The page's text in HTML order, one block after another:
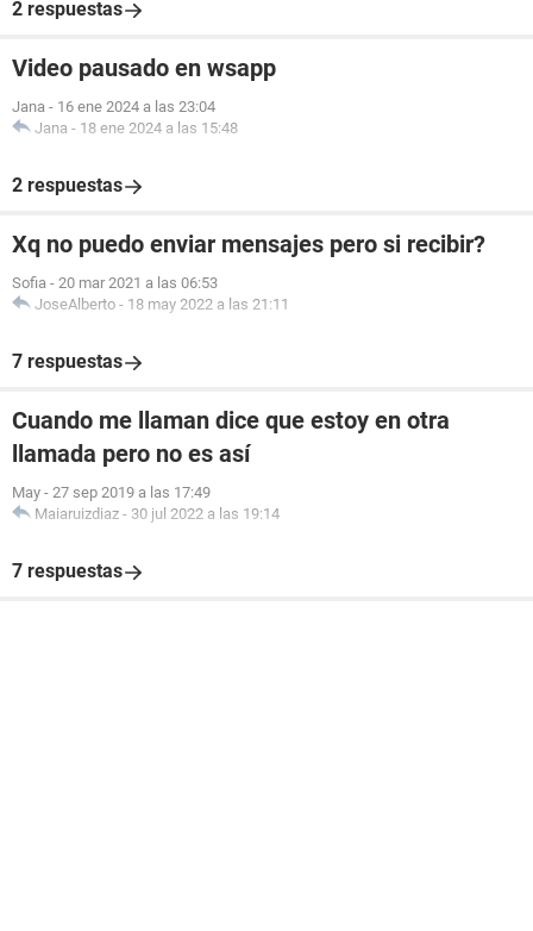
2 respuestas
Video pausado en wsapp
Jana - 16 ene 2024 a las 23:04
Jana - 18 ene 2024 a las 15:48
2 respuestas
Xq no puedo enviar mensajes pero si recibir?
Sofia - 20 mar 2021 a las 06:53
JoseAlberto - 18 may 2022 a las 21:11
7 respuestas
Cuando me llaman dice que estoy en otra
llamada pero no es así
May - 27 sep 2019 a las 17:49
Maiaruizdiaz - 30 jul 2022 a las 19:14
7 respuestas